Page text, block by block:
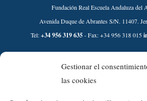
Gestionar el
las cookies
Fundación Real Escuela Andaluza del
Avenida Duque de Abrantes S/N. 11407.
Tel:+34 956 319 635- Fax: +34 956 318 015